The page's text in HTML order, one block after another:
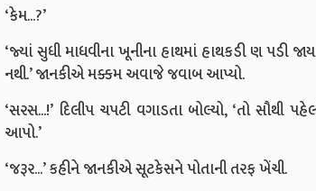
‘કેમ...?’
‘જ્યાં સુધી માધવીના ખૂનીના હાથમાં હાથકડી ણ પડી
નથી.’ જાનકીએ મક્કમ અવાજે જવાબ આપ્યો.
‘સરસ...!’ દિલીપ ચપટી વગાડતા બોલ્યો, ‘તો સૌથી
આપો.’
‘જરૂર...’ કહીને જાનકીએ સૂટકેસને પોતાની તરફ ખેંચી.